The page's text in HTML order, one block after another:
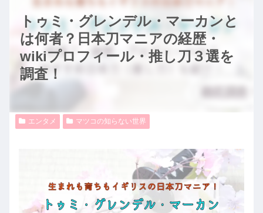
トゥミ・グレンデル・マーカンと
は何者？日本刀マニアの経歴・
wikiプロフィール・推し刀３選を
調査！
エンタメ マツコの知らない世界